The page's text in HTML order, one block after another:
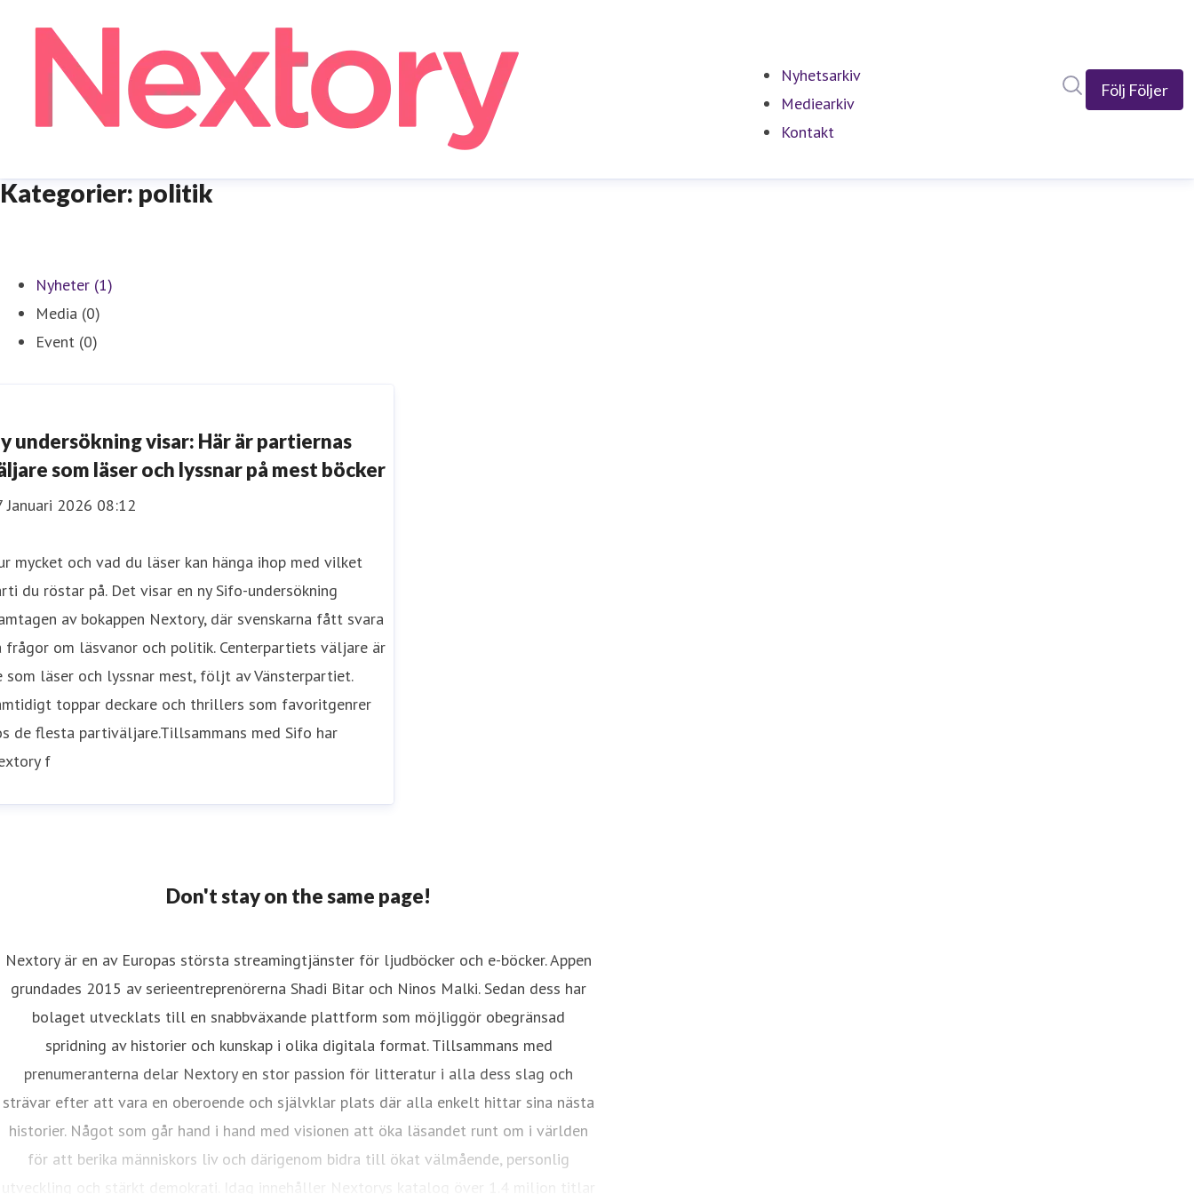
Nyhetsarkiv
Mediearkiv
Kontakt
Följ Följer
Kategorier: politik
Nyheter (1)
Media (0)
Event (0)
undersökning visar: Här är partiernas
som läser och lyssnar på mest böcker
Januari 2026 08:12
mycket och vad du läser kan hänga ihop med vilket
du röstar på. Det visar en ny Sifo-undersökning
av bokappen Nextory, där svenskarna fått svara
frågor om läsvanor och politik. Centerpartiets väljare är
som läser och lyssnar mest, följt av Vänsterpartiet.
toppar deckare och thrillers som favoritgenrer
de flesta partiväljare.Tillsammans med Sifo har
f
Don't stay on the same page!
Nextory är en av Europas största streamingtjänster för ljudböcker och e-böcker. Appen
grundades 2015 av serieentreprenörerna Shadi Bitar och Ninos Malki. Sedan dess har
bolaget utvecklats till en snabbväxande plattform som möjliggör obegränsad
spridning av historier och kunskap i olika digitala format. Tillsammans med
prenumeranterna delar Nextory en stor passion för litteratur i alla dess slag och
strävar efter att vara en oberoende och självklar plats där alla enkelt hittar sina nästa
historier. Något som går hand i hand med visionen att öka läsandet runt om i världen
för att berika människors liv och därigenom bidra till ökat välmående, personlig
utveckling och stärkt demokrati. Idag innehåller Nextorys katalog över 1.4 miljon titlar